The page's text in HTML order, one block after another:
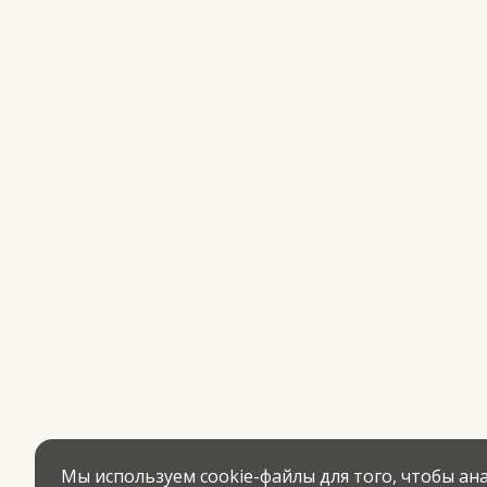
Мы используем cookie-файлы для того, чтобы